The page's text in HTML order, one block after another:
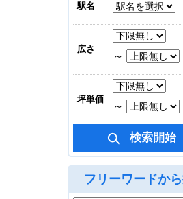
地上 4/9
43.84坪
駅名
広さ
～
坪単価
～
フリーワードか